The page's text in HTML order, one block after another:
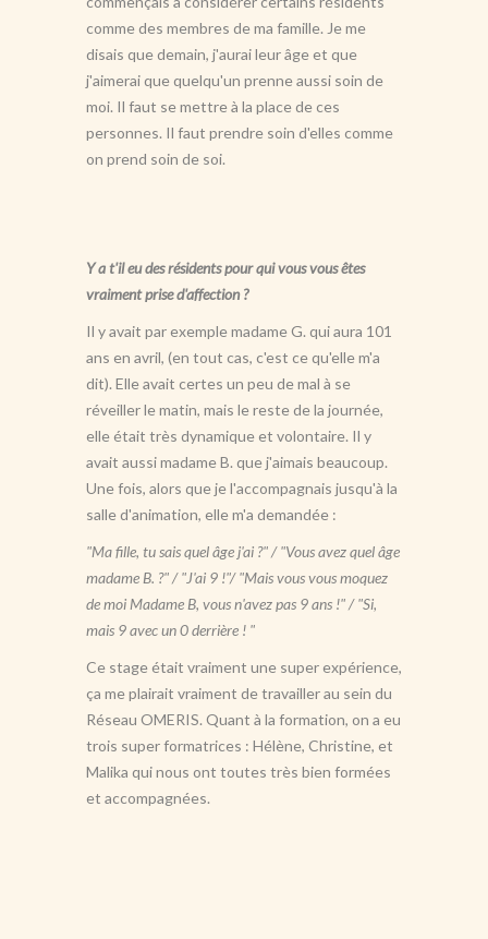
comme des membres de ma famille. Je me
disais que demain, j'aurai leur âge et que
j'aimerai que quelqu'un prenne aussi soin de
moi. Il faut se mettre à la place de ces
personnes. Il faut prendre soin d'elles comme
on prend soin de soi.
Y a t'il eu des résidents pour qui vous vous êtes
vraiment prise d'affection ?
Il y avait par exemple madame G. qui aura 101
ans en avril, (en tout cas, c'est ce qu'elle m'a
dit). Elle avait certes un peu de mal à se
réveiller le matin, mais le reste de la journée,
elle était très dynamique et volontaire. Il y
avait aussi madame B. que j'aimais beaucoup.
Une fois, alors que je l'accompagnais jusqu'à la
salle d'animation, elle m'a demandée :
"Ma fille, tu sais quel âge j'ai ?" / "Vous avez quel âge
madame B. ?" / "J'ai 9 !"/ "Mais vous vous moquez
de moi Madame B, vous n'avez pas 9 ans !" / "Si,
mais 9 avec un 0 derrière ! "
Ce stage était vraiment une super expérience,
ça me plairait vraiment de travailler au sein du
Réseau OMERIS. Quant à la formation, on a eu
trois super formatrices : Hélène, Christine, et
Malika qui nous ont toutes très bien formées
et accompagnées.